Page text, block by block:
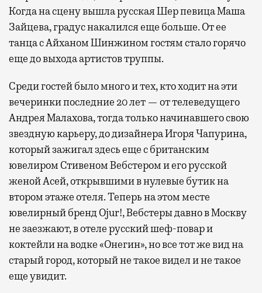
Когда на сцену вышла русская Шер певица Маша
Зайцева, градус накалился еще больше. От ее
танца с Айханом Шинжином гостям стало горячо
еще до выхода артистов труппы.
Среди гостей было много и тех, кто ходит на эти
вечеринки последние 20 лет — от телеведущего
Андрея Малахова, тогда только начинавшего свою
звездную карьеру, до дизайнера Игоря Чапурина,
который зажигал здесь еще с британским
ювелиром Стивеном Вебстером и его русской
женой Асей, открывшими в нулевые бутик на
втором этаже отеля. Теперь на этом месте
ювелирный бренд Ojur!, Вебстеры давно в Москву
не заезжают, в отеле русский шеф-повар и
коктейли на водке «Онегин», но все тот же вид на
старый город, который не такое видел и не такое
еще увидит.